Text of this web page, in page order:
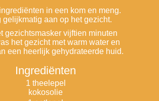
Ingrediënten
1 theelepel
kokosolie
in een kom en meng.
gelijkmatig aan op het gezicht.
gezichtsmasker vijftien minuten
het gezicht met warm water en
een heerlijk gehydrateerde huid.